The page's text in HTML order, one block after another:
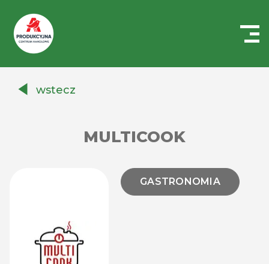
Auchanwstecz
MULTICOOK
GASTRONOMIA